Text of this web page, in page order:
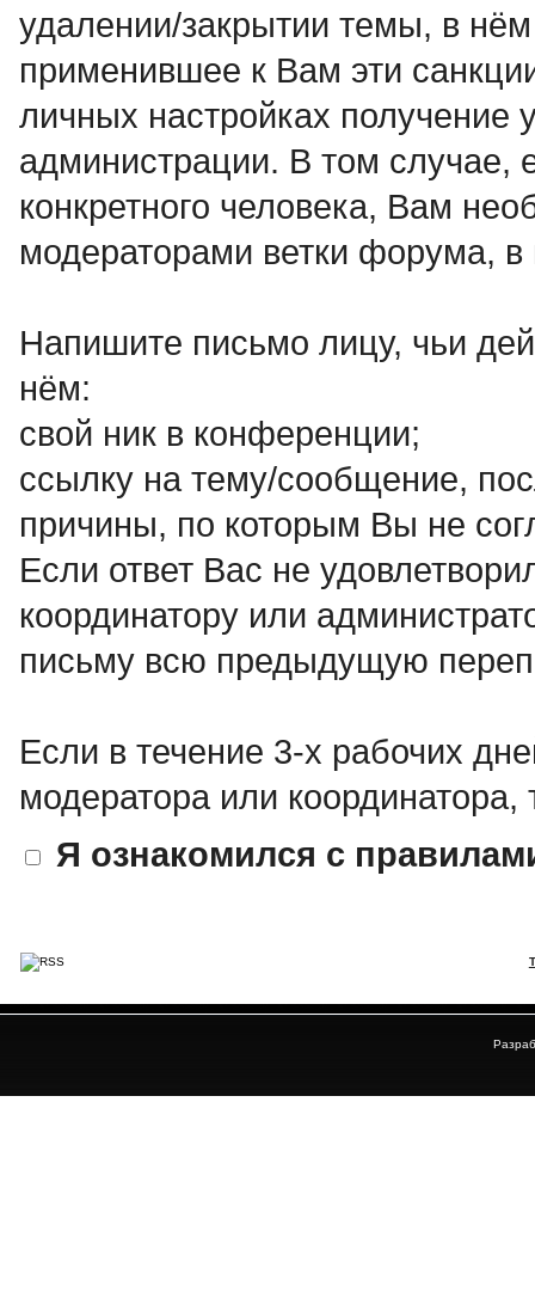
удалении/закрытии темы, в
применившее к Вам эти
личных настройках получение
администрации. В том случае,
конкретного человека, Вам
модераторами ветки форума,
Напишите письмо лицу, чьи
нём:
свой ник в конференции;
ссылку на тему/сообщение,
причины, по которым Вы не
Если ответ Вас не
координатору или
письму всю предыдущую
Если в течение 3-х рабочих
модератора или
Я ознакомился с